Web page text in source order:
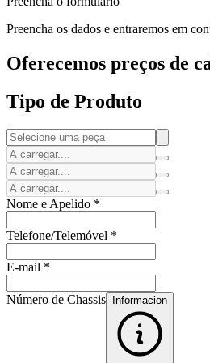
Preencha os dados e entraremos em
Oferecemos preços de
Tipo de Produto
Nome e Apelido *
Telefone/Telemóvel *
E-mail *
Número de Chassis Informacion